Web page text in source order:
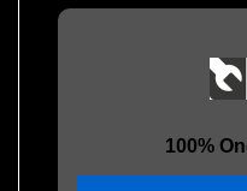
100%